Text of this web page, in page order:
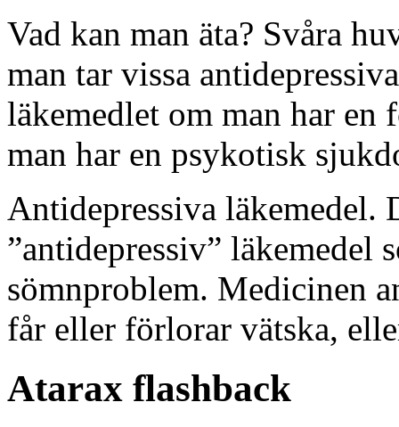
Vad kan man äta? Svåra
man tar vissa
läkemedlet om man har en
man har en psykotisk
Antidepressiva läkemedel.
”antidepressiv” läkemedel
sömnproblem. Medicinen
får eller förlorar vätska,
Atarax flashback